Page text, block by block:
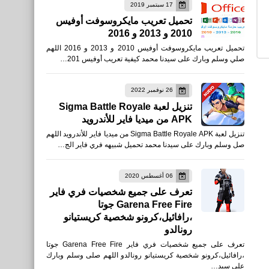
17 سبتمبر 2019
تحميل تعريب مايكروسوفت أوفيس
2010 و 2013 و 2016
تحميل تعريب مايكروسوفت أوفيس 2010 و 2013 و 2016 اللهم
صلي وسلم وبارك على سيدنا محمد كيفية تعريب أوفيس 201…
26 نوفمبر 2022
تنزيل لعبة Sigma Battle Royale
APK من ميديا فاير للأندرويد
تنزيل لعبة Sigma Battle Royale APK من ميديا فاير للأندرويد اللهم
صل وسلم وبارك على سيدنا محمد تحميل شبيهه فري فاير الج…
06 أغسطس 2020
تعرف على جميع شخصيات فري فاير
Garena Free Fire جوتا
،رافائيل،كرونو شخصية كريستيانو
رونالدو
تعرف على جميع شخصيات فري فاير Garena Free Fire جوتا
،رافائيل،كرونو شخصية كريستيانو رونالدو اللهم صلى وسلم وبارك
على سيد…
اخبار
أفضل إعدادات الحساسية -
الدوران - الجيروسكوب في
PUBG Mobile 2021
للأيفون والأندرويد XAPK